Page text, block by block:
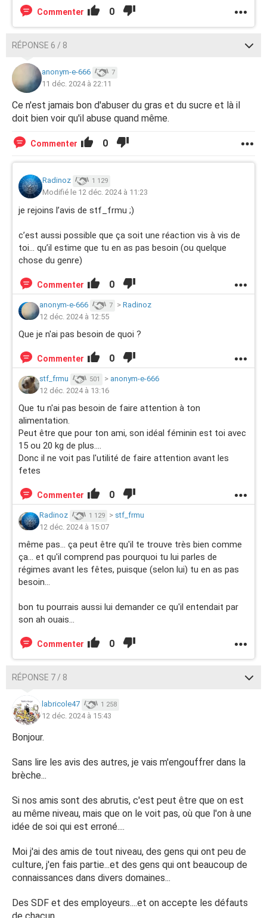
Commenter 0
RÉPONSE 6 / 8
anonym-e-666 7
11 déc. 2024 à 22:11
Ce n'est jamais bon d'abuser du gras et du sucre et là il
doit bien voir qu'il abuse quand même.
Commenter 0
Radinoz 1 129
Modifié le 12 déc. 2024 à 11:23
je rejoins l’avis de stf_frmu ;)
c’est aussi possible que ça soit une réaction vis à vis de
toi… qu’il estime que tu en as pas besoin (ou quelque
chose du genre)
Commenter 0
anonym-e-666 7 > Radinoz
12 déc. 2024 à 12:55
Que je n'ai pas besoin de quoi ?
Commenter 0
stf_frmu 501 > anonym-e-666
12 déc. 2024 à 13:16
Que tu n'ai pas besoin de faire attention à ton
alimentation.
Peut être que pour ton ami, son idéal féminin est toi avec
15 ou 20 kg de plus....
Donc il ne voit pas l'utilité de faire attention avant les
fetes
Commenter 0
Radinoz 1 129 > stf_frmu
12 déc. 2024 à 15:07
même pas... ça peut être qu'il te trouve très bien comme
ça... et qu'il comprend pas pourquoi tu lui parles de
régimes avant les fêtes, puisque (selon lui) tu en as pas
besoin...
bon tu pourrais aussi lui demander ce qu'il entendait par
son ah ouais...
Commenter 0
RÉPONSE 7 / 8
labricole47 1 258
12 déc. 2024 à 15:43
Bonjour.
Sans lire les avis des autres, je vais m'engouffrer dans la
brèche...
Si nos amis sont des abrutis, c'est peut être que on est
au même niveau, mais que on le voit pas, où que l'on à une
idée de soi qui est erroné....
Moi j'ai des amis de tout niveau, des gens qui ont peu de
culture, j'en fais partie...et des gens qui ont beaucoup de
connaissances dans divers domaines...
Des SDF et des employeurs....et on accepte les défauts